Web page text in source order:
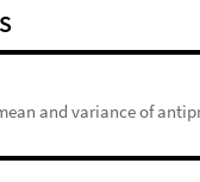
and variance of